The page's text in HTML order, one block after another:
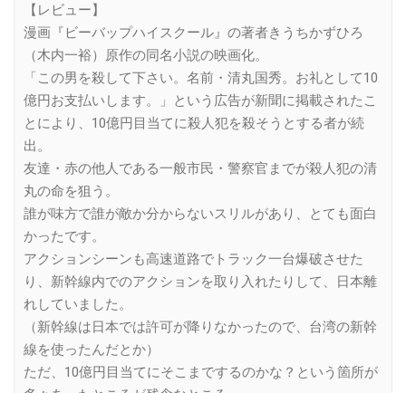
【レビュー】
漫画『ビーバップハイスクール』の著者きうちかずひろ
（木内一裕）原作の同名小説の映画化。
「この男を殺して下さい。名前・清丸国秀。お礼として10
億円お支払いします。」という広告が新聞に掲載されたこ
とにより、10億円目当てに殺人犯を殺そうとする者が続
出。
友達・赤の他人である一般市民・警察官までが殺人犯の清
丸の命を狙う。
誰が味方で誰が敵か分からないスリルがあり、とても面白
かったです。
アクションシーンも高速道路でトラック一台爆破させた
り、新幹線内でのアクションを取り入れたりして、日本離
れしていました。
（新幹線は日本では許可が降りなかったので、台湾の新幹
線を使ったんだとか）
ただ、10億円目当てにそこまでするのかな？という箇所が